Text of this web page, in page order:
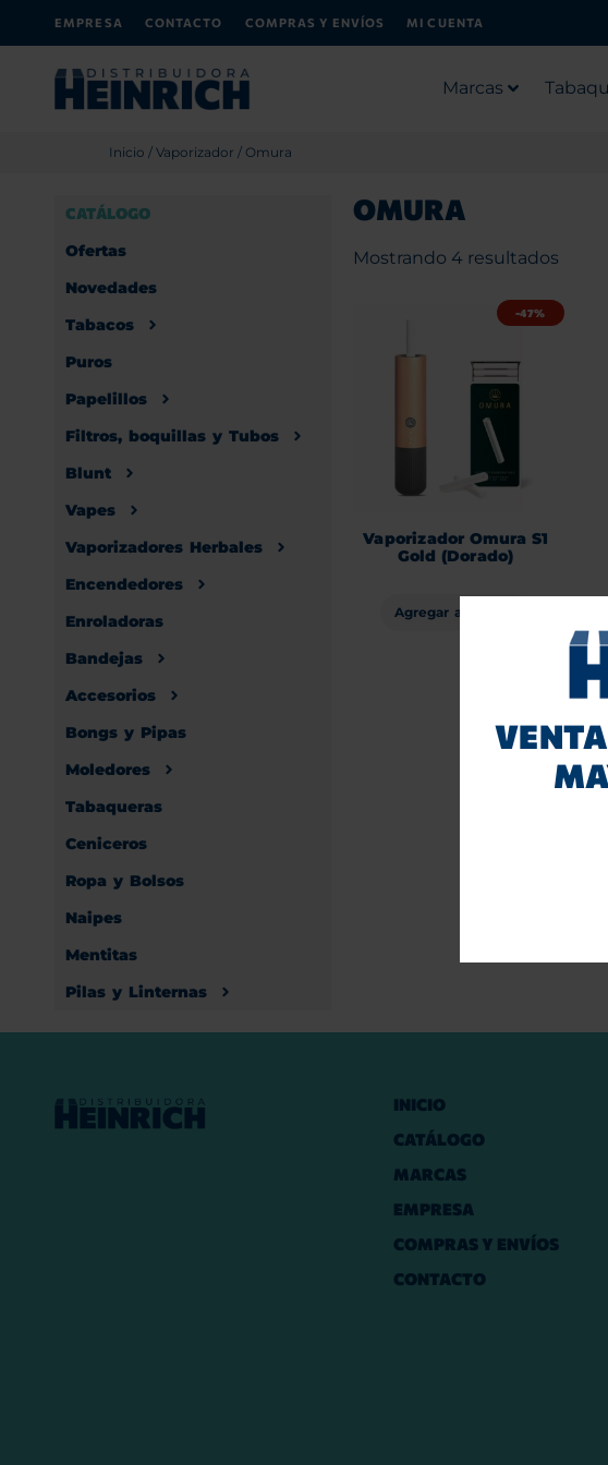
EMPRESA CONTACTO COMPRAS Y ENVÍOS MI CUENTA
Marcas
Inicio / Vaporizador / Omura
CATÁLOGO
Ofertas
Novedades
Tabacos
Puros
Papelillos
Filtros, boquillas y Tubos
Blunt
Vapes
Vaporizadores Herbales
Encendedores
Enroladoras
Bandejas
Accesorios
Bongs y Pipas
Moledores
Tabaqueras
Ceniceros
Ropa y Bolsos
Naipes
Mentitas
Pilas y Linternas
OMURA
Mostrando 4 resultados
-47%
Vaporizador Omura S1
Gold (Dorado)
Agregar al carrito
INICIO
CATÁLOGO
MARCAS
EMPRESA
COMPRAS Y ENVÍOS
CONTACTO